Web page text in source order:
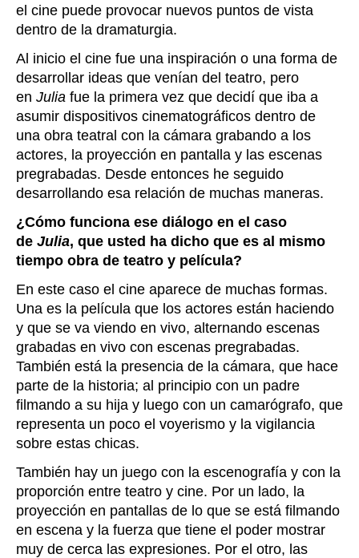
el cine puede provocar nuevos puntos de vista
dentro de la dramaturgia.
Al inicio el cine fue una inspiración o una forma de
desarrollar ideas que venían del teatro, pero
en Julia fue la primera vez que decidí que iba a
asumir dispositivos cinematográficos dentro de
una obra teatral con la cámara grabando a los
actores, la proyección en pantalla y las escenas
pregrabadas. Desde entonces he seguido
desarrollando esa relación de muchas maneras.
¿Cómo funciona ese diálogo en el caso
de Julia, que usted ha dicho que es al mismo
tiempo obra de teatro y película?
En este caso el cine aparece de muchas formas.
Una es la película que los actores están haciendo
y que se va viendo en vivo, alternando escenas
grabadas en vivo con escenas pregrabadas.
También está la presencia de la cámara, que hace
parte de la historia; al principio con un padre
filmando a su hija y luego con un camarógrafo, que
representa un poco el voyerismo y la vigilancia
sobre estas chicas.
También hay un juego con la escenografía y con la
proporción entre teatro y cine. Por un lado, la
proyección en pantallas de lo que se está filmando
en escena y la fuerza que tiene el poder mostrar
muy de cerca las expresiones. Por el otro, las